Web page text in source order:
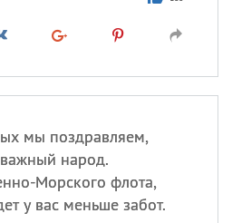
мы поздравляем,
народ.
Морского флота,
у вас меньше забот.